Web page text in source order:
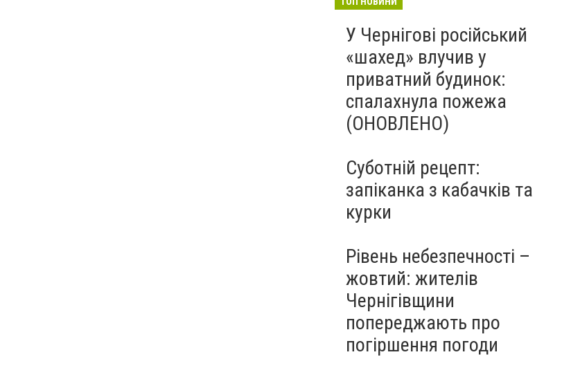
У Чернігові російський
«шахед» влучив у
приватний будинок:
спалахнула пожежа
(ОНОВЛЕНО)
Суботній рецепт:
запіканка з кабачків та
курки
Рівень небезпечності –
жовтий: жителів
Чернігівщини
попереджають про
погіршення погоди